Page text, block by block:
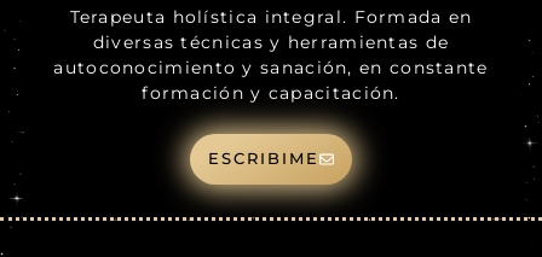
Terapeuta holística integral. Formada en
diversas técnicas y herramientas de
autoconocimiento y sanación, en constante
formación y capacitación.
ESCRIBIME